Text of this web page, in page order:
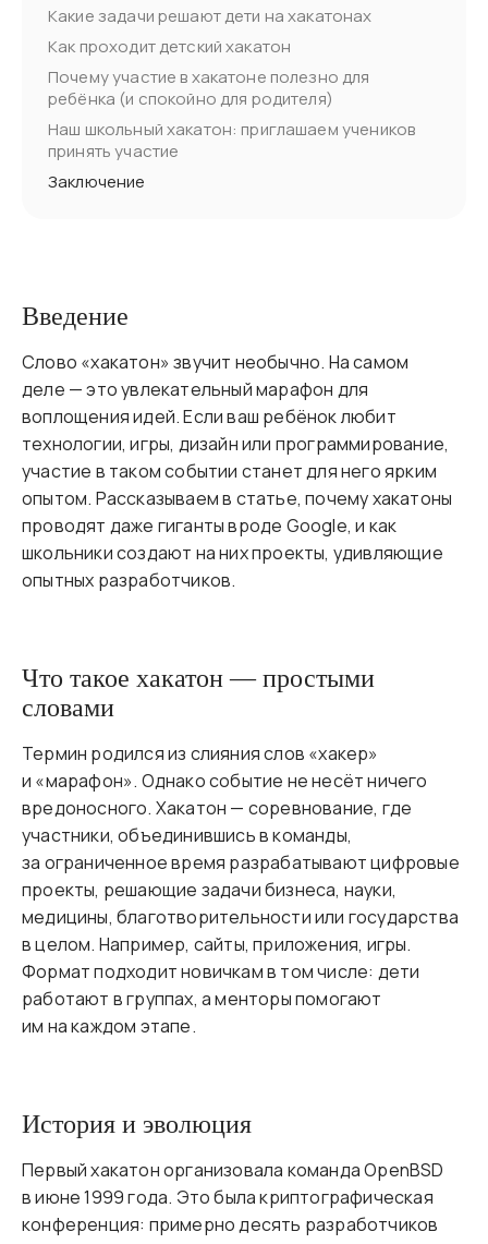
Какие задачи решают дети на хакатонах
Как проходит детский хакатон
Почему участие в хакатоне полезно для
ребёнка (и спокойно для родителя)
Наш школьный хакатон: приглашаем учеников
принять участие
Заключение
Введение
Слово «хакатон» звучит необычно. На самом
деле — это увлекательный марафон для
воплощения идей. Если ваш ребёнок любит
технологии, игры, дизайн или программирование,
участие в таком событии станет для него ярким
опытом. Рассказываем в статье, почему хакатоны
проводят даже гиганты вроде Google, и как
школьники создают на них проекты, удивляющие
опытных разработчиков.
Что такое хакатон — простыми
словами
Термин родился из слияния слов «хакер»
и «марафон». Однако событие не несёт ничего
вредоносного. Хакатон — соревнование, где
участники, объединившись в команды,
за ограниченное время разрабатывают цифровые
проекты, решающие задачи бизнеса, науки,
медицины, благотворительности или государства
в целом. Например, сайты, приложения, игры.
Формат подходит новичкам в том числе: дети
работают в группах, а менторы помогают
им на каждом этапе.
История и эволюция
Первый хакатон организовала команда OpenBSD
в июне 1999 года. Это была криптографическая
конференция: примерно десять разработчиков